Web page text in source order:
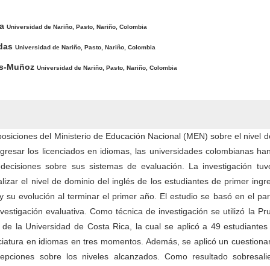
Universidad de Nariño, Pasto, Nariño, Colombia
Universidad de Nariño, Pasto, Nariño, Colombia
Muñoz Universidad de Nariño, Pasto, Nariño, Colombia
del Ministerio de Educación Nacional (MEN) sobre el nivel
los licenciados en idiomas, las universidades colombianas
sobre sus sistemas de evaluación. La investigación
el nivel de dominio del inglés de los estudiantes de primer
su evolución al terminar el primer año. El estudio se basó en el
evaluativa. Como técnica de investigación se utilizó la
de la Universidad de Costa Rica, la cual se aplicó a 49
en idiomas en tres momentos. Además, se aplicó un
sobre los niveles alcanzados. Como resultado